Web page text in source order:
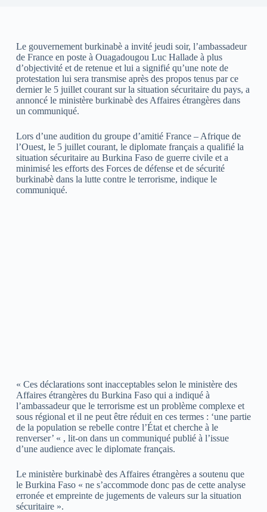
Le gouvernement burkinabè a invité jeudi soir, l’ambassadeur
de France en poste à Ouagadougou Luc Hallade à plus
d’objectivité et de retenue et lui a signifié qu’une note de
protestation lui sera transmise après des propos tenus par ce
dernier le 5 juillet courant sur la situation sécuritaire du pays, a
annoncé le ministère burkinabè des Affaires étrangères dans
un communiqué.
Lors d’une audition du groupe d’amitié France – Afrique de
l’Ouest, le 5 juillet courant, le diplomate français a qualifié la
situation sécuritaire au Burkina Faso de guerre civile et a
minimisé les efforts des Forces de défense et de sécurité
burkinabè dans la lutte contre le terrorisme, indique le
communiqué.
« Ces déclarations sont inacceptables selon le ministère des
Affaires étrangères du Burkina Faso qui a indiqué à
l’ambassadeur que le terrorisme est un problème complexe et
sous régional et il ne peut être réduit en ces termes : ‘une partie
de la population se rebelle contre l’État et cherche à le
renverser’ « , lit-on dans un communiqué publié à l’issue
d’une audience avec le diplomate français.
Le ministère burkinabè des Affaires étrangères a soutenu que
le Burkina Faso « ne s’accommode donc pas de cette analyse
erronée et empreinte de jugements de valeurs sur la situation
sécuritaire ».